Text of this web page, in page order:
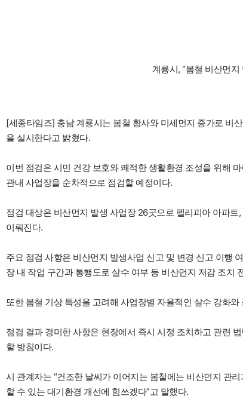
계룡시, "봄철 비산먼
[세종타임즈] 충남 계룡시는 봄철 황사와 미세먼지 증가로 비
을 실시한다고 밝혔다.
이번 점검은 시민 건강 보호와 쾌적한 생활환경 조성을 위해
관내 사업장을 순차적으로 점검할 예정이다.
점검 대상은 비산먼지 발생 사업장 26곳으로 펠리피아 아파
이뤄진다.
주요 점검 사항은 비산먼지 발생사업 신고 및 변경 신고 이행
장 내 작업 구간과 통행도로 살수 여부 등 비산먼지 저감 조치
또한 봄철 기상 특성을 고려해 사업장별 자율적인 살수 강화
점검 결과 경미한 사항은 현장에서 즉시 시정 조치하고 관련
할 방침이다.
시 관계자는 “건조한 날씨가 이어지는 봄철에는 비산먼지 관
할 수 있는 대기환경 개선에 힘쓰겠다”고 말했다.